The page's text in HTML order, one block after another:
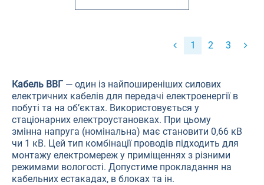
Кабель ВВГ — один із найпоширеніших силових
електричних кабелів для передачі електроенергії в
побуті та на об’єктах. Використовується у
стаціонарних електроустановках. При цьому
змінна напруга (номінальна) має становити 0,66 кВ
чи 1 кВ. Цей тип комбінації проводів підходить для
монтажу електромереж у приміщеннях з різними
режимами вологості. Допустиме прокладання на
кабельних естакадах, в блоках та ін.
1 2 3